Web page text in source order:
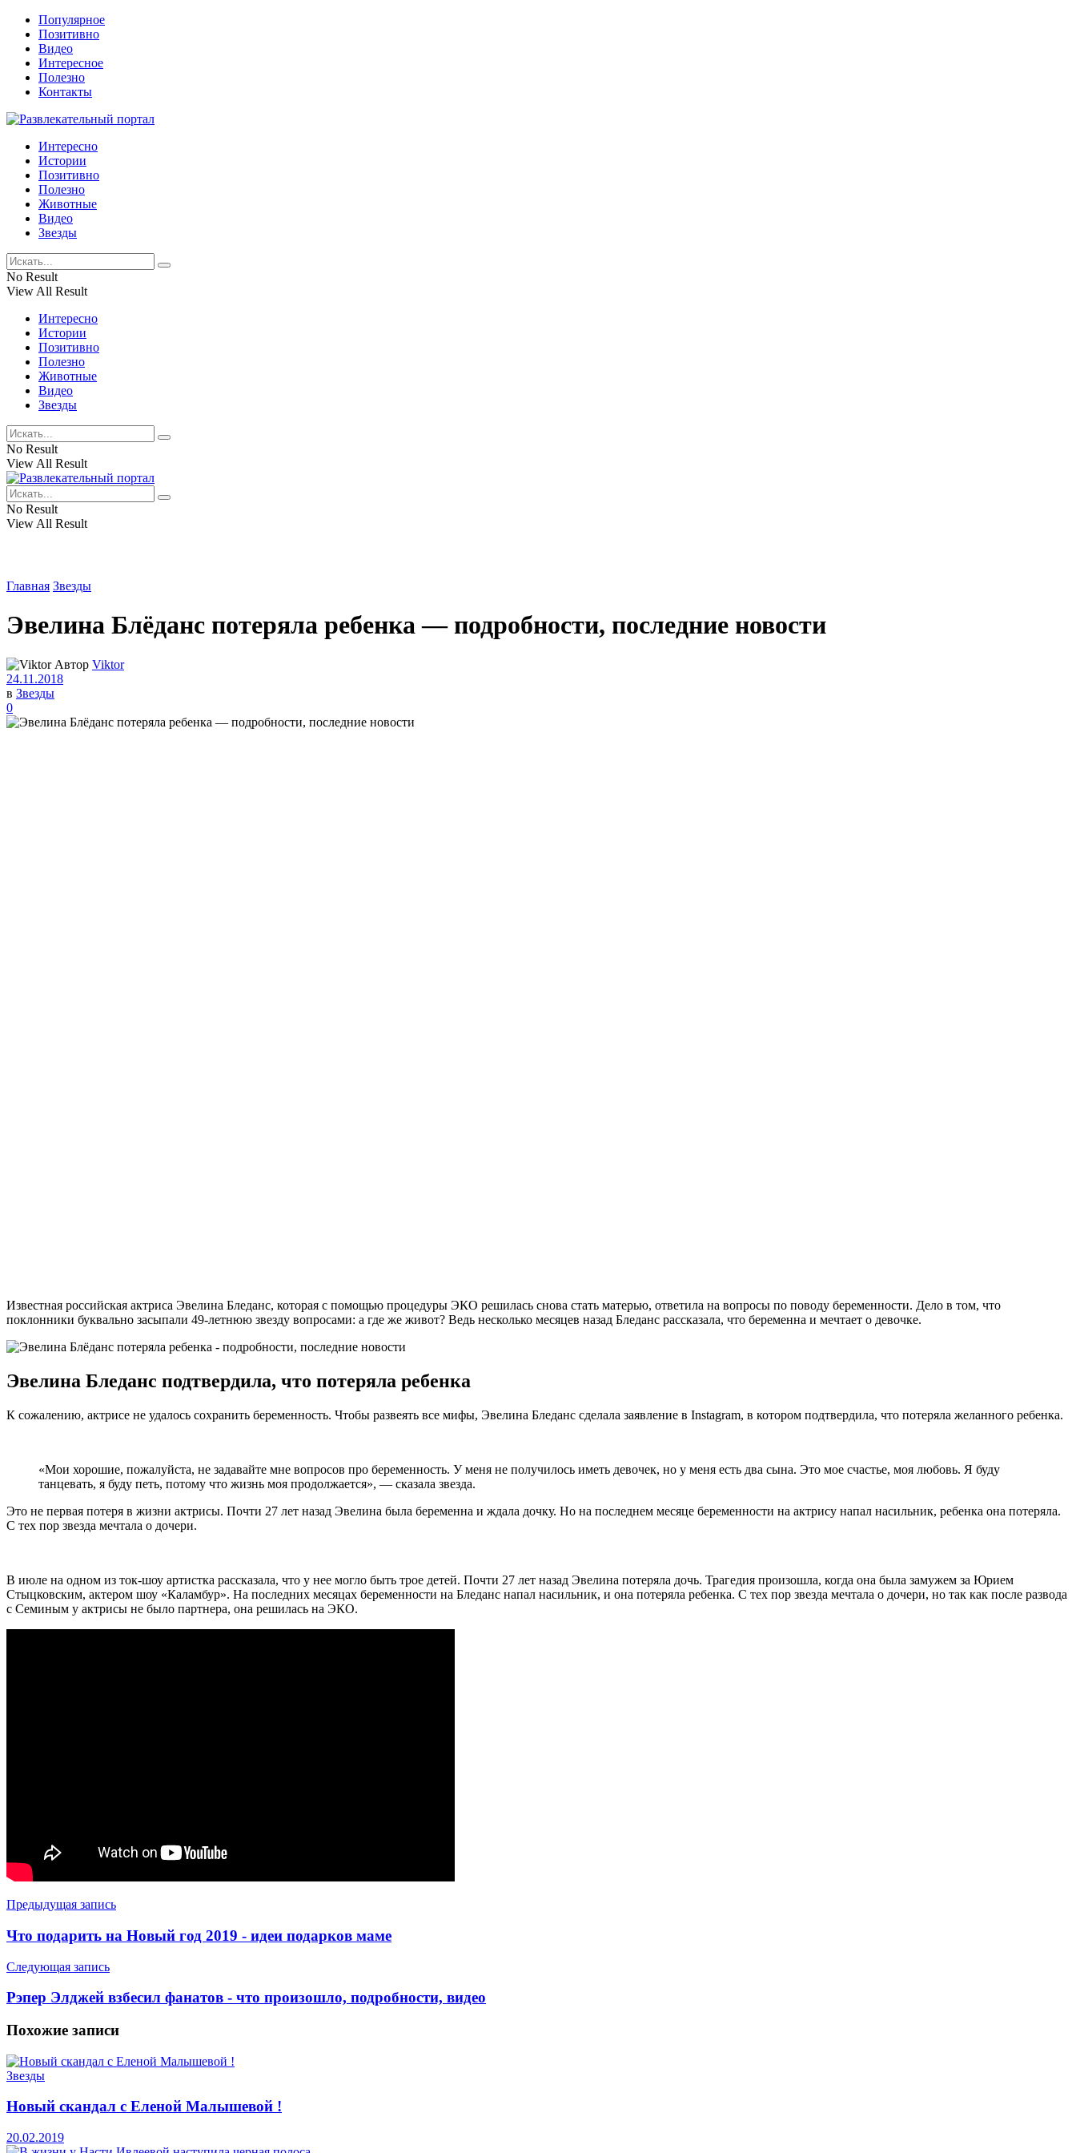
Популярное
Позитивно
Видео
Интересное
Полезно
Контакты
Интересно
Истории
Позитивно
Полезно
Животные
Видео
Звезды
No Result
View All Result
Интересно
Истории
Позитивно
Полезно
Животные
Видео
Звезды
No Result
View All Result
No Result
View All Result
Главная Звезды
Эвелина Блёданс потеряла ребенка — подробности, последние новости
Автор Viktor
24.11.2018
в Звезды
0
Известная российская актриса Эвелина Бледанс, которая с помощью процедуры ЭКО решилась снова стать матерью, ответила на вопросы по поводу беременности. Дело в том, что
поклонники буквально засыпали 49-летнюю звезду вопросами: а где же живот? Ведь несколько месяцев назад Бледанс рассказала, что беременна и мечтает о девочке.
Эвелина Бледанс подтвердила, что потеряла ребенка
К сожалению, актрисе не удалось сохранить беременность. Чтобы развеять все мифы, Эвелина Бледанс сделала заявление в Instagram, в котором подтвердила, что потеряла желанного ребенка.
«Мои хорошие, пожалуйста, не задавайте мне вопросов про беременность. У меня не получилось иметь девочек, но у меня есть два сына. Это мое счастье, моя любовь. Я буду
танцевать, я буду петь, потому что жизнь моя продолжается», — сказала звезда.
Это не первая потеря в жизни актрисы. Почти 27 лет назад Эвелина была беременна и ждала дочку. Но на последнем месяце беременности на актрису напал насильник, ребенка она потеряла.
С тех пор звезда мечтала о дочери.
В июле на одном из ток-шоу артистка рассказала, что у нее могло быть трое детей. Почти 27 лет назад Эвелина потеряла дочь. Трагедия произошла, когда она была замужем за Юрием
Стыцковским, актером шоу «Каламбур». На последних месяцах беременности на Бледанс напал насильник, и она потеряла ребенка. С тех пор звезда мечтала о дочери, но так как после развода
с Семиным у актрисы не было партнера, она решилась на ЭКО.
Предыдущая запись
Что подарить на Новый год 2019 - идеи подарков маме
Следующая запись
Рэпер Элджей взбесил фанатов - что произошло, подробности, видео
Похожие записи
Звезды
Новый скандал с Еленой Малышевой !
20.02.2019